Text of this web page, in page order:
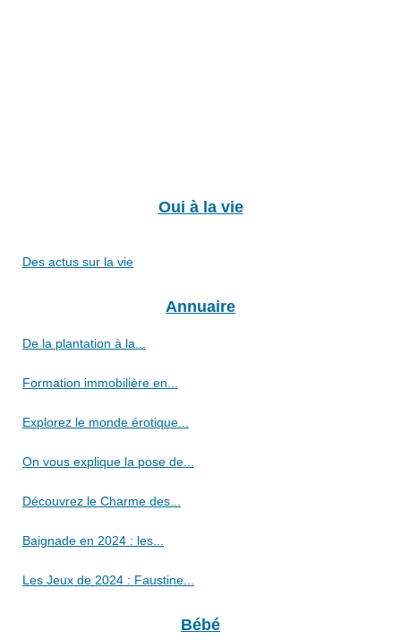
Oui à la vie
Des actus sur la vie
Annuaire
De la plantation à la...
Formation immobilière en...
Explorez le monde érotique...
On vous explique la pose de...
Découvrez le Charme des...
Baignade en 2024 : les...
Les Jeux de 2024 : Faustine...
Bébé